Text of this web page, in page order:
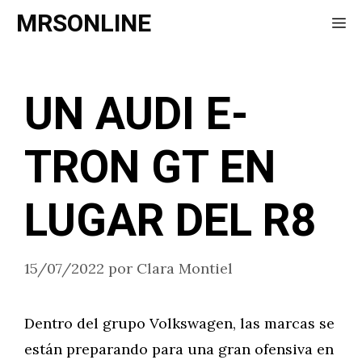
Saltar
MRSONLINE
UN AUDI E-
TRON GT EN
LUGAR DEL R8
15/07/2022 por Clara Montiel
Dentro del grupo Volkswagen, las marcas se
están preparando para una gran ofensiva en